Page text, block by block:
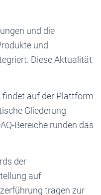
und die
und
Diese Aktualität
findet auf der Plattform
Gliederung
Bereiche runden das
der
auf
tragen zur